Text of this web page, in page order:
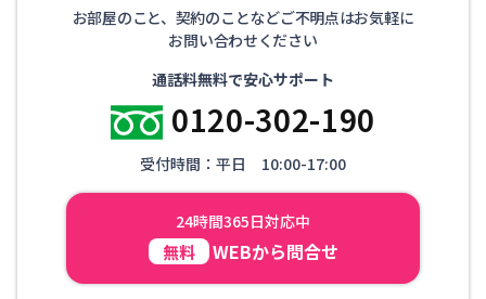
ットなどをオプションでご用意しています。
お部屋のこと、契約のことなどご不明点はお気軽に
お問い合わせください
通話料無料で安心サポート
0120-302-190
受付時間：平日 10:00-17:00
24時間365日対応中
無料 WEBから問合せ